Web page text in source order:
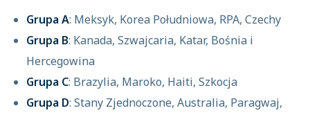
Grupa A: Meksyk, Korea Południowa, RPA, Czechy
Grupa B: Kanada, Szwajcaria, Katar, Bośnia i
Hercegowina
Grupa C: Brazylia, Maroko, Haiti, Szkocja
Grupa D: Stany Zjednoczone, Australia, Paragwaj,